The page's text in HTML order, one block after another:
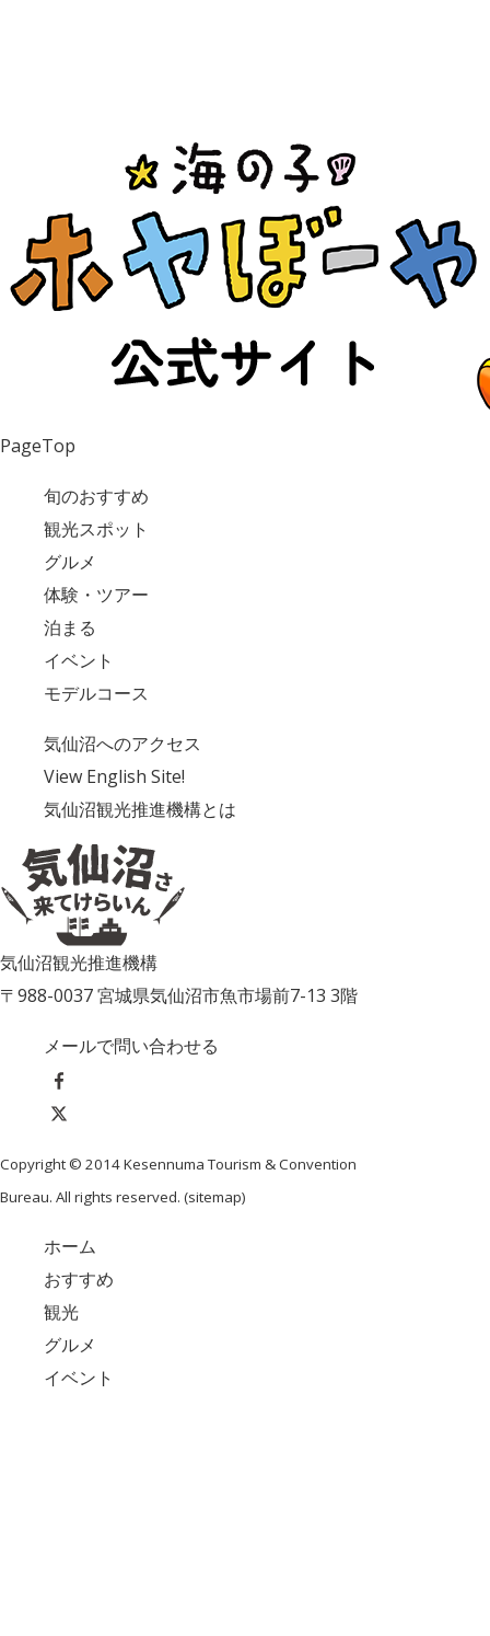
PageTop
旬のおすすめ
観光スポット
グルメ
体験・ツアー
泊まる
イベント
モデルコース
気仙沼へのアクセス
View English Site!
気仙沼観光推進機構とは
気仙沼観光推進機構
〒988-0037 宮城県気仙沼市魚市場前7-13 3階
メールで問い合わせる
Copyright © 2014 Kesennuma Tourism & Convention
Bureau. All rights reserved. (sitemap)
ホーム
おすすめ
観光
グルメ
イベント